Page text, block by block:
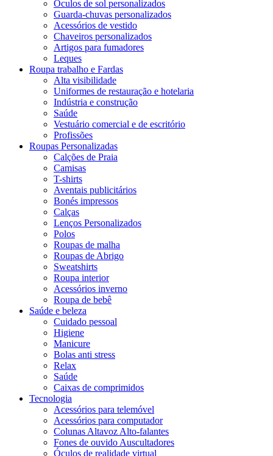
Óculos de sol personalizados
Guarda-chuvas personalizados
Acessórios de vestido
Chaveiros personalizados
Artigos para fumadores
Leques
Roupa trabalho e Fardas
Alta visibilidade
Uniformes de restauração e hotelaria
Indústria e construção
Saúde
Vestuário comercial e de escritório
Profissões
Roupas Personalizadas
Calções de Praia
Camisas
T-shirts
Aventais publicitários
Bonés impressos
Calças
Lenços Personalizados
Polos
Roupas de malha
Roupas de Abrigo
Sweatshirts
Roupa interior
Acessórios inverno
Roupa de bebê
Saúde e beleza
Cuidado pessoal
Higiene
Manicure
Bolas anti stress
Relax
Saúde
Caixas de comprimidos
Tecnologia
Acessórios para telemóvel
Acessórios para computador
Colunas Altavoz Alto-falantes
Fones de ouvido Auscultadores
Óculos de realidade virtual